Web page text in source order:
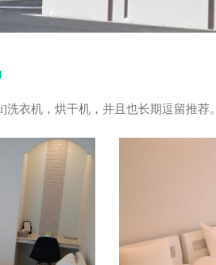
衣机，烘干机，并且也长期逗留推荐。